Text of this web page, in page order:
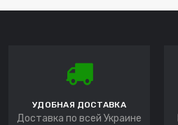
УДОБНАЯ ДОСТАВКА
Доставка по всей Украине